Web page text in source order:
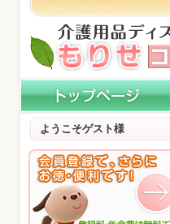
ようこそゲスト様